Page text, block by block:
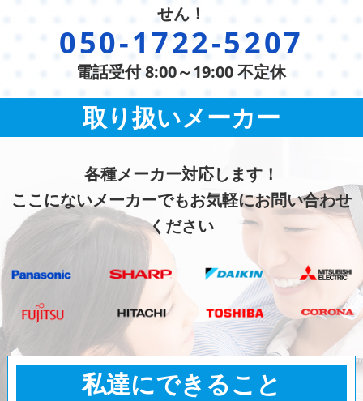
せん！
050-1722-5207
電話受付 8:00～19:00 不定休
取り扱いメーカー
各種メーカー対応します！
ここにないメーカーでもお気軽にお問い合わせ
ください
私達にできること